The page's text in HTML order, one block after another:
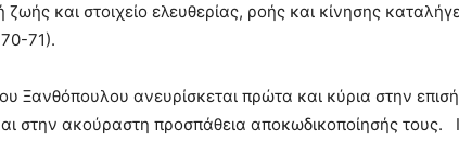
και στοιχείο ελευθερίας, ροής και κίνησης
71).
Ξανθόπουλου ανευρίσκεται πρώτα και κύρια στην
στην ακούραστη προσπάθεια αποκωδικοποίησής τους.